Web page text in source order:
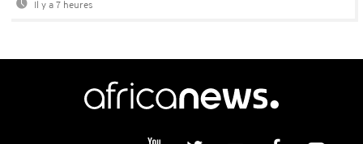
Il y a 7 heures